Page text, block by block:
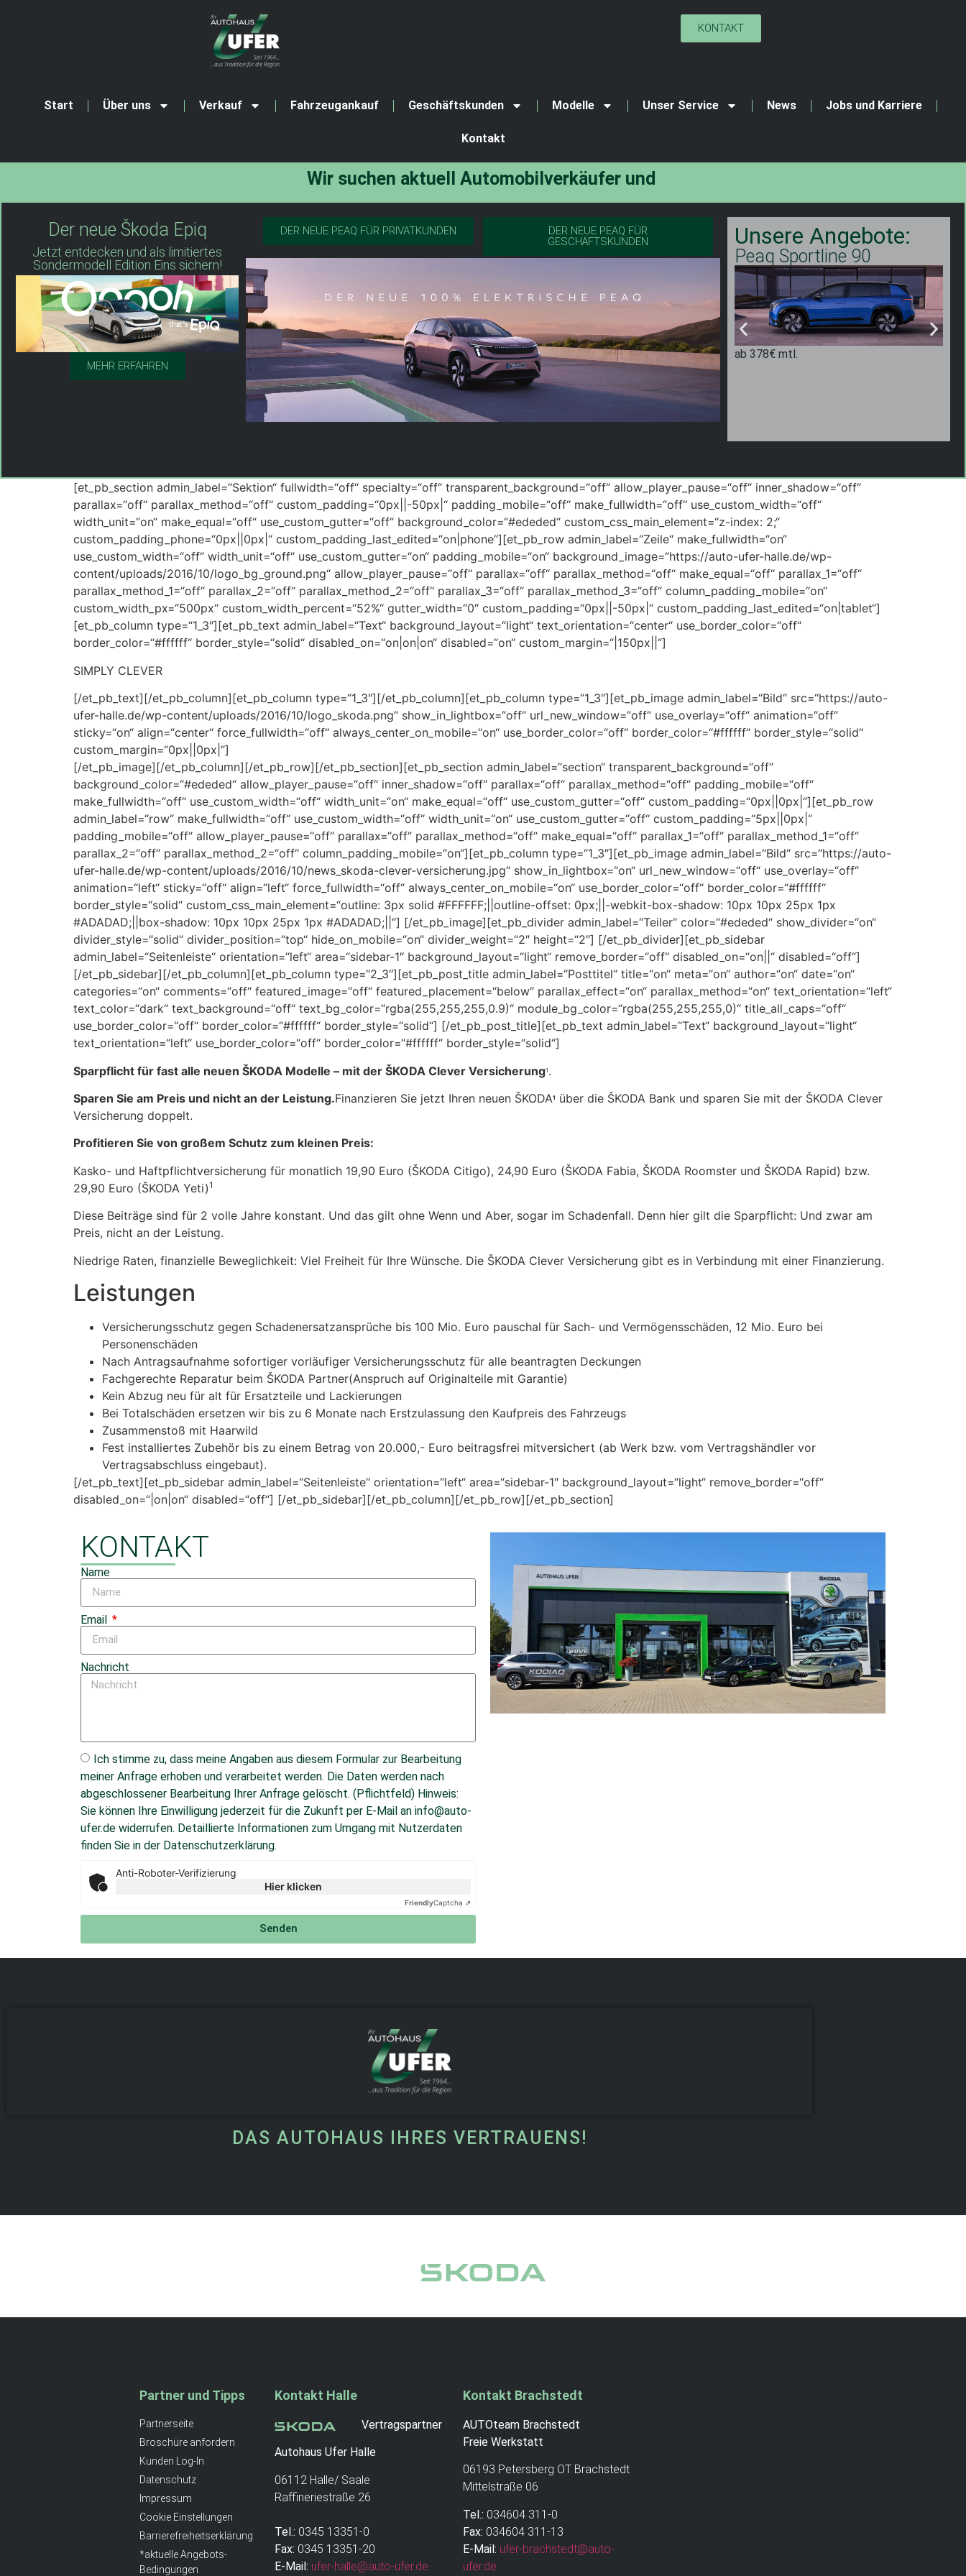
KONTAKT
Start Über uns Verkauf Fahrzeugankauf Geschäftskunden Modelle Unser Service News Jobs und Karriere
Kontakt
Wir suchen aktuellAu omobilver käufer und Ser
Der neue Škoda Epiq
Jetzt entdecken und als limitiertes
Sondermodell Edition Eins sichern!
MEHR ERFAHREN
DER NEUE PEAQ FÜR PRIVATKUNDEN
DER NEUE PEAQ FÜR
GESCHÄFTSKUNDEN
Unsere Angebote:
Peaq Sportline 90
ab 378€ mtl.
[et_pb_section admin_label=“Sektion“ fullwidth=“off“ specialty=“off“ transparent_background=“off“ allow_player_pause=“off“ inner_shadow=“off“
parallax=“off“ parallax_method=“off“ custom_padding=“0px||-50px|“ padding_mobile=“off“ make_fullwidth=“off“ use_custom_width=“off“
width_unit=“on“ make_equal=“off“ use_custom_gutter=“off“ background_color=“#ededed“ custom_css_main_element=“z-index: 2;“
custom_padding_phone=“0px||0px|“ custom_padding_last_edited=“on|phone“][et_pb_row admin_label=“Zeile“ make_fullwidth=“on“
use_custom_width=“off“ width_unit=“off“ use_custom_gutter=“on“ padding_mobile=“on“ background_image=“https://auto-ufer-halle.de/wp-
content/uploads/2016/10/logo_bg_ground.png“ allow_player_pause=“off“ parallax=“off“ parallax_method=“off“ make_equal=“off“ parallax_1=“off“
parallax_method_1=“off“ parallax_2=“off“ parallax_method_2=“off“ parallax_3=“off“ parallax_method_3=“off“ column_padding_mobile=“on“
custom_width_px=“500px“ custom_width_percent=“52%“ gutter_width=“0″ custom_padding=“0px||-50px|“ custom_padding_last_edited=“on|tablet“]
[et_pb_column type=“1_3″][et_pb_text admin_label=“Text“ background_layout=“light“ text_orientation=“center“ use_border_color=“off“
border_color=“#ffffff“ border_style=“solid“ disabled_on=“on|on|on“ disabled=“on“ custom_margin=“|150px||“]
SIMPLY CLEVER
[/et_pb_text][/et_pb_column][et_pb_column type=“1_3″][/et_pb_column][et_pb_column type=“1_3″][et_pb_image admin_label=“Bild“ src=“https://auto-
ufer-halle.de/wp-content/uploads/2016/10/logo_skoda.png“ show_in_lightbox=“off“ url_new_window=“off“ use_overlay=“off“ animation=“off“
sticky=“on“ align=“center“ force_fullwidth=“off“ always_center_on_mobile=“on“ use_border_color=“off“ border_color=“#ffffff“ border_style=“solid“
custom_margin=“0px||0px|“]
[/et_pb_image][/et_pb_column][/et_pb_row][/et_pb_section][et_pb_section admin_label=“section“ transparent_background=“off“
background_color=“#ededed“ allow_player_pause=“off“ inner_shadow=“off“ parallax=“off“ parallax_method=“off“ padding_mobile=“off“
make_fullwidth=“off“ use_custom_width=“off“ width_unit=“on“ make_equal=“off“ use_custom_gutter=“off“ custom_padding=“0px||0px|“][et_pb_row
admin_label=“row“ make_fullwidth=“off“ use_custom_width=“off“ width_unit=“on“ use_custom_gutter=“off“ custom_padding=“5px||0px|“
padding_mobile=“off“ allow_player_pause=“off“ parallax=“off“ parallax_method=“off“ make_equal=“off“ parallax_1=“off“ parallax_method_1=“off“
parallax_2=“off“ parallax_method_2=“off“ column_padding_mobile=“on“][et_pb_column type=“1_3″][et_pb_image admin_label=“Bild“ src=“https://auto-
ufer-halle.de/wp-content/uploads/2016/10/news_skoda-clever-versicherung.jpg“ show_in_lightbox=“on“ url_new_window=“off“ use_overlay=“off“
animation=“left“ sticky=“off“ align=“left“ force_fullwidth=“off“ always_center_on_mobile=“on“ use_border_color=“off“ border_color=“#ffffff“
border_style=“solid“ custom_css_main_element=“outline: 3px solid #FFFFFF;||outline-offset: 0px;||-webkit-box-shadow: 10px 10px 25px 1px
#ADADAD;||box-shadow: 10px 10px 25px 1px #ADADAD;||“] [/et_pb_image][et_pb_divider admin_label=“Teiler“ color=“#ededed“ show_divider=“on“
divider_style=“solid“ divider_position=“top“ hide_on_mobile=“on“ divider_weight=“2″ height=“2″] [/et_pb_divider][et_pb_sidebar
admin_label=“Seitenleiste“ orientation=“left“ area=“sidebar-1″ background_layout=“light“ remove_border=“off“ disabled_on=“on||“ disabled=“off“]
[/et_pb_sidebar][/et_pb_column][et_pb_column type=“2_3″][et_pb_post_title admin_label=“Posttitel“ title=“on“ meta=“on“ author=“on“ date=“on“
categories=“on“ comments=“off“ featured_image=“off“ featured_placement=“below“ parallax_effect=“on“ parallax_method=“on“ text_orientation=“left“
text_color=“dark“ text_background=“off“ text_bg_color=“rgba(255,255,255,0.9)“ module_bg_color=“rgba(255,255,255,0)“ title_all_caps=“off“
use_border_color=“off“ border_color=“#ffffff“ border_style=“solid“] [/et_pb_post_title][et_pb_text admin_label=“Text“ background_layout=“light“
text_orientation=“left“ use_border_color=“off“ border_color=“#ffffff“ border_style=“solid“]
Sparpflicht für fast alle neuen ŠKODA Modelle – mit der ŠKODA Clever Versicherung1 .
Sparen Sie am Preis und nicht an der Leistung.Finanzieren Sie jetzt Ihren neuen ŠKODA1
über die ŠKODA Bank und sparen Sie mit der ŠKODA Clever
Versicherung doppelt.
Profitieren Sie von großem Schutz zum kleinen Preis:
Kasko- und Haftpflichtversicherung für monatlich 19,90 Euro (ŠKODA Citigo), 24,90 Euro (ŠKODA Fabia, ŠKODA Roomster und ŠKODA Rapid) bzw.
29,90 Euro (ŠKODA Yeti)1
Diese Beiträge sind für 2 volle Jahre konstant. Und das gilt ohne Wenn und Aber, sogar im Schadenfall. Denn hier gilt die Sparpflicht: Und zwar am
Preis, nicht an der Leistung.
Niedrige Raten, finanzielle Beweglichkeit: Viel Freiheit für Ihre Wünsche. Die ŠKODA Clever Versicherung gibt es in Verbindung mit einer Finanzierung.
Leistungen
Versicherungsschutz gegen Schadenersatzansprüche bis 100 Mio. Euro pauschal für Sach- und Vermögensschäden, 12 Mio. Euro bei
Personenschäden
Nach Antragsaufnahme sofortiger vorläufiger Versicherungsschutz für alle beantragten Deckungen
Fachgerechte Reparatur beim ŠKODA Partner(Anspruch auf Originalteile mit Garantie)
Kein Abzug neu für alt für Ersatzteile und Lackierungen
Bei Totalschäden ersetzen wir bis zu 6 Monate nach Erstzulassung den Kaufpreis des Fahrzeugs
Zusammenstoß mit Haarwild
Fest installiertes Zubehör bis zu einem Betrag von 20.000,- Euro beitragsfrei mitversichert (ab Werk bzw. vom Vertragshändler vor
Vertragsabschluss eingebaut).
[/et_pb_text][et_pb_sidebar admin_label=“Seitenleiste“ orientation=“left“ area=“sidebar-1″ background_layout=“light“ remove_border=“off“
disabled_on=“|on|on“ disabled=“off“] [/et_pb_sidebar][/et_pb_column][/et_pb_row][/et_pb_section]
KONTAKT
Name
Email
Nachricht
Ich stimme zu, dass meine Angaben aus diesem Formular zur Bearbeitung
meiner Anfrage erhoben und verarbeitet werden. Die Daten werden nach
abgeschlossener Bearbeitung Ihrer Anfrage gelöscht. (Pflichtfeld) Hinweis:
Sie können Ihre Einwilligung jederzeit für die Zukunft per E-Mail an info@auto-
ufer.de widerrufen. Detaillierte Informationen zum Umgang mit Nutzerdaten
finden Sie in der Datenschutzerklärung.
Anti-Roboter-Verifizierung
Hier klicken
FriendlyCaptcha ⇗
Senden
DAS AUTOHAUS IHRES VERTRAUENS!
Partner und Tipps
Partnerseite
Broschüre anfordern
Kunden Log-In
Datenschutz
Impressum
Cookie Einstellungen
Barrierefreiheitserklärung
*aktuelle Angebots-
Bedingungen
Kontakt Halle
Vertragspartner
Autohaus Ufer Halle
06112 Halle/ Saale
Raffineriestraße 26
Tel.: 0345 13351-0
Fax: 0345 13351-20
E-Mail: ufer-halle@auto-ufer.de
Kontakt Brachstedt
AUTOteam Brachstedt
Freie Werkstatt
06193 Petersberg OT Brachstedt
Mittelstraße 06
Tel.: 034604 311-0
Fax: 034604 311-13
E-Mail: ufer-brachstedt@auto-
ufer.de